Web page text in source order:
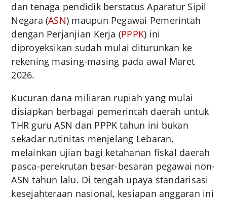
dan tenaga pendidik berstatus Aparatur Sipil
Negara (ASN) maupun Pegawai Pemerintah
dengan Perjanjian Kerja (PPPK) ini
diproyeksikan sudah mulai diturunkan ke
rekening masing-masing pada awal Maret
2026.
Kucuran dana miliaran rupiah yang mulai
disiapkan berbagai pemerintah daerah untuk
THR guru ASN dan PPPK tahun ini bukan
sekadar rutinitas menjelang Lebaran,
melainkan ujian bagi ketahanan fiskal daerah
pasca-perekrutan besar-besaran pegawai non-
ASN tahun lalu. Di tengah upaya standarisasi
kesejahteraan nasional, kesiapan anggaran ini